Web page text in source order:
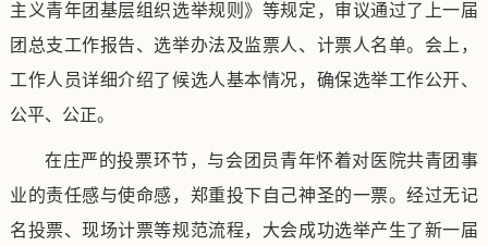
主义青年团基层组织选举规则》等规定，审议通过了上一届
团总支工作报告、选举办法及监票人、计票人名单。会上，
工作人员详细介绍了候选人基本情况，确保选举工作公开、
公平、公正。
在庄严的投票环节，与会团员青年怀着对医院共青团事
业的责任感与使命感，郑重投下自己神圣的一票。经过无记
名投票、现场计票等规范流程，大会成功选举产生了新一届